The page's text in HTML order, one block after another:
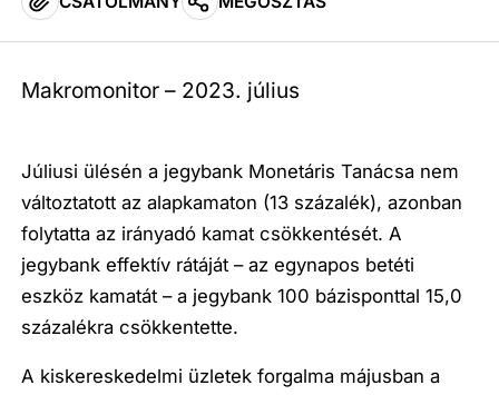
Makromonitor – 2023. július
Júliusi ülésén a jegybank Monetáris Tanácsa nem
változtatott az alapkamaton (13 százalék), azonban
folytatta az irányadó kamat csökkentését. A
jegybank effektív rátáját – az egynapos betéti
eszköz kamatát – a jegybank 100 bázisponttal 15,0
százalékra csökkentette.
A kiskereskedelmi üzletek forgalma májusban a